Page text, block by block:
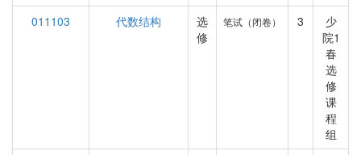
011103
代数结构
选
修
笔试（闭卷） 3
少
院1
春
选
修
课
程
组